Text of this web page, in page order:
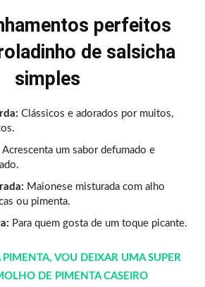
perfeitos
de salsicha
simples
Clássicos e adorados por muitos,
Acrescenta um sabor defumado e
Maionese misturada com alho
ou pimenta.
Para quem gosta de um toque picante.
PIMENTA, VOU DEIXAR UMA SUPER
DE PIMENTA CASEIRO